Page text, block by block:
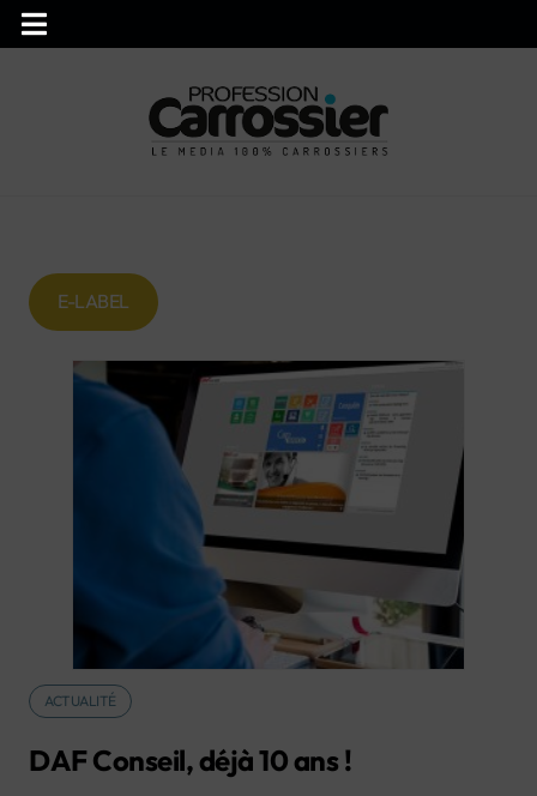
E-LABEL
ACTUALITÉ
DAF Conseil, déjà 10 ans !